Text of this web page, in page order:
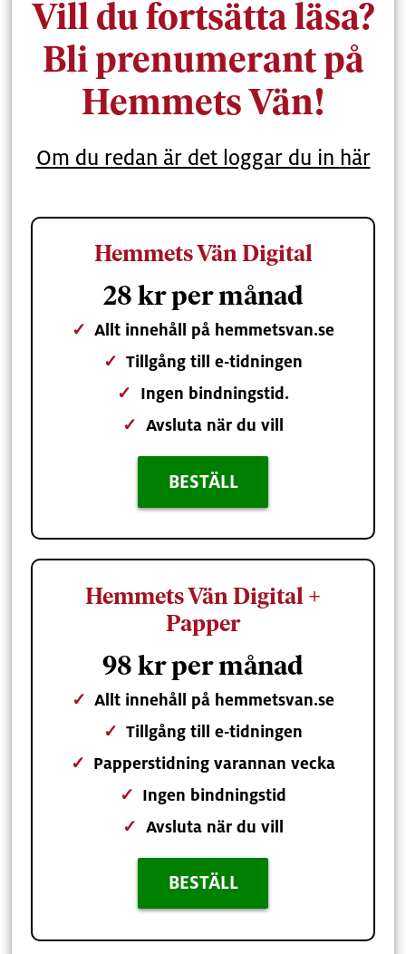
Vill du fortsätta läsa?
Bli prenumerant på
Hemmets Vän!
Om du redan är det loggar du in här
Hemmets Vän Digital
28 kr per månad
✓ Allt innehåll på hemmetsvan.se
✓ Tillgång till e-tidningen
✓ Ingen bindningstid.
✓ Avsluta när du vill
BESTÄLL
Hemmets Vän Digital +
Papper
98 kr per månad
✓ Allt innehåll på hemmetsvan.se
✓ Tillgång till e-tidningen
✓ Papperstidning varannan vecka
✓ Ingen bindningstid
✓ Avsluta när du vill
BESTÄLL